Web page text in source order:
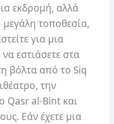
εκδρομή, αλλά
μεγάλη τοποθεσία,
για μια
εστιάσετε στα
βόλτα από το Siq
την
Qasr al-Bint και
Εάν έχετε μια